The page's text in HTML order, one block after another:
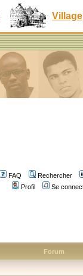
Village
FAQ
Rechercher
Profil
Se
Forum